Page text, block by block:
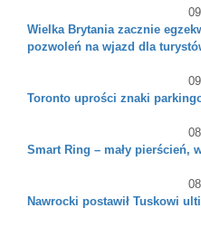
Wielka Brytania zacznie
pozwoleń na wjazd dla
Toronto uprości znaki
Smart Ring – mały pierścień,
Nawrocki postawił Tuskowi